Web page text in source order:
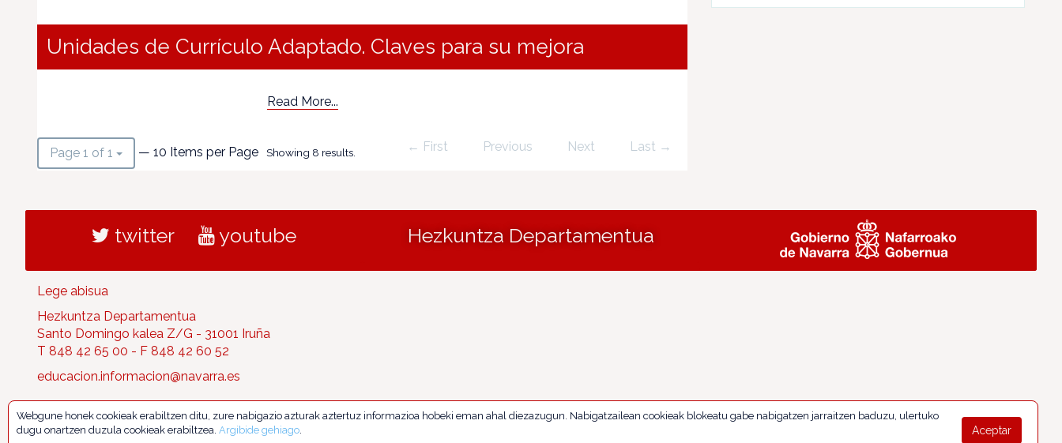
Unidades de Currículo Adaptado. Claves para su mejora
Read More...
Page 1 of 1 — 10 Items per Page Showing 8 results. ← First Previous Next Last →
twitter youtube Hezkuntza Departamentua
Lege abisua
Hezkuntza Departamentua
Santo Domingo kalea Z/G - 31001 Iruña
T 848 42 65 00 - F 848 42 60 52
educacion.informacion@navarra.es
Aceptar
Webgune honek cookieak erabiltzen ditu, zure nabigazio azturak aztertuz informazioa hobeki eman ahal diezazugun. Nabigatzailean cookieak blokeatu gabe nabigatzen jarraitzen baduzu, ulertuko
dugu onartzen duzula cookieak erabiltzea. Argibide gehiago.